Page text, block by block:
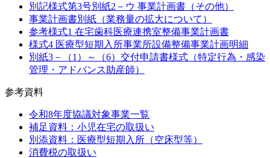
別記様式第3号別紙2－ウ 事業計画書（その他）
事業計画書別紙（業務量の拡大について）
参考様式1 在宅歯科医療連携室整備事業計画書
様式4 医療型短期入所事業所設備整備事業計画明細
別紙3－（1）～（6）交付申請書様式（特定行為・感染
管理・アドバンス助産師）
参考資料
令和8年度協議対象事業一覧
補足資料：小児在宅の取扱い
別添資料：医療型短期入所（空床型等）
消費税の取扱い